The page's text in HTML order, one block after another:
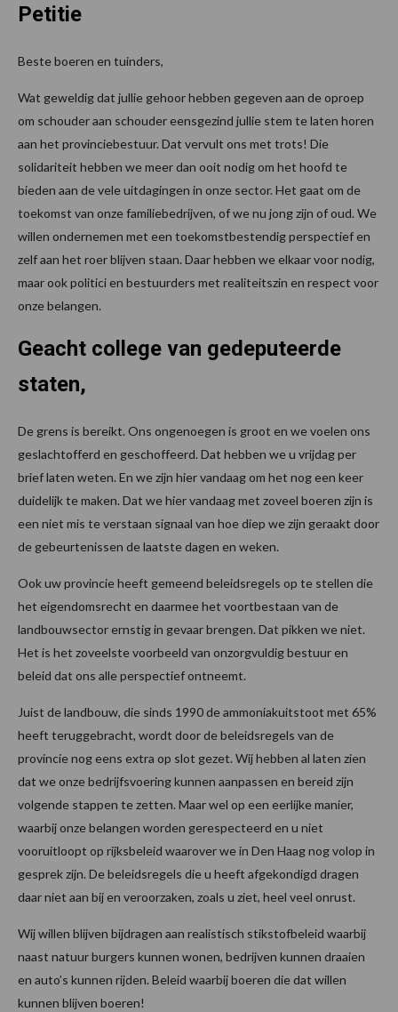
Petitie
Beste boeren en tuinders,
Wat geweldig dat jullie gehoor hebben gegeven aan de oproep
om schouder aan schouder eensgezind jullie stem te laten horen
aan het provinciebestuur. Dat vervult ons met trots! Die
solidariteit hebben we meer dan ooit nodig om het hoofd te
bieden aan de vele uitdagingen in onze sector. Het gaat om de
toekomst van onze familiebedrijven, of we nu jong zijn of oud. We
willen ondernemen met een toekomstbestendig perspectief en
zelf aan het roer blijven staan. Daar hebben we elkaar voor nodig,
maar ook politici en bestuurders met realiteitszin en respect voor
onze belangen.
Geacht college van gedeputeerde
staten,
De grens is bereikt. Ons ongenoegen is groot en we voelen ons
geslachtofferd en geschoffeerd. Dat hebben we u vrijdag per
brief laten weten. En we zijn hier vandaag om het nog een keer
duidelijk te maken. Dat we hier vandaag met zoveel boeren zijn is
een niet mis te verstaan signaal van hoe diep we zijn geraakt door
de gebeurtenissen de laatste dagen en weken.
Ook uw provincie heeft gemeend beleidsregels op te stellen die
het eigendomsrecht en daarmee het voortbestaan van de
landbouwsector ernstig in gevaar brengen. Dat pikken we niet.
Het is het zoveelste voorbeeld van onzorgvuldig bestuur en
beleid dat ons alle perspectief ontneemt.
Juist de landbouw, die sinds 1990 de ammoniakuitstoot met 65%
heeft teruggebracht, wordt door de beleidsregels van de
provincie nog eens extra op slot gezet. Wij hebben al laten zien
dat we onze bedrijfsvoering kunnen aanpassen en bereid zijn
volgende stappen te zetten. Maar wel op een eerlijke manier,
waarbij onze belangen worden gerespecteerd en u niet
vooruitloopt op rijksbeleid waarover we in Den Haag nog volop in
gesprek zijn. De beleidsregels die u heeft afgekondigd dragen
daar niet aan bij en veroorzaken, zoals u ziet, heel veel onrust.
Wij willen blijven bijdragen aan realistisch stikstofbeleid waarbij
naast natuur burgers kunnen wonen, bedrijven kunnen draaien
en auto’s kunnen rijden. Beleid waarbij boeren die dat willen
kunnen blijven boeren!